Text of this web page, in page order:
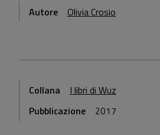
Autore Olivia Crosio
Collana I libri di Wuz
Pubblicazione
2017